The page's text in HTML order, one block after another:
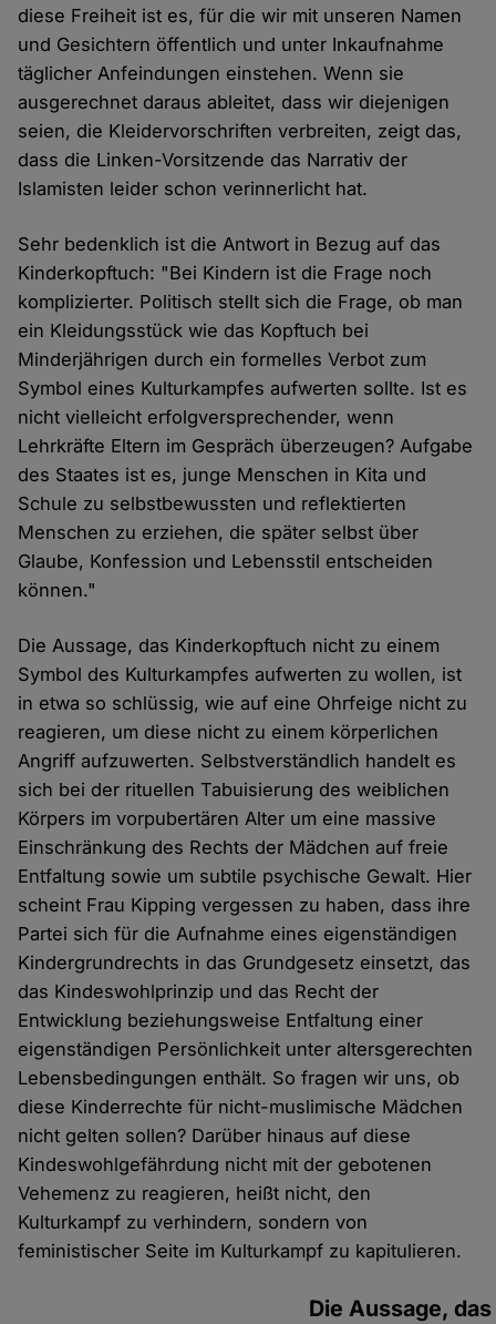
diese Freiheit ist es, für die wir mit unseren Namen
und Gesichtern öffentlich und unter Inkaufnahme
täglicher Anfeindungen einstehen. Wenn sie
ausgerechnet daraus ableitet, dass wir diejenigen
seien, die Kleidervorschriften verbreiten, zeigt das,
dass die Linken-Vorsitzende das Narrativ der
Islamisten leider schon verinnerlicht hat.
Sehr bedenklich ist die Antwort in Bezug auf das
Kinderkopftuch: "Bei Kindern ist die Frage noch
komplizierter. Politisch stellt sich die Frage, ob man
ein Kleidungsstück wie das Kopftuch bei
Minderjährigen durch ein formelles Verbot zum
Symbol eines Kulturkampfes aufwerten sollte. Ist es
nicht vielleicht erfolgversprechender, wenn
Lehrkräfte Eltern im Gespräch überzeugen? Aufgabe
des Staates ist es, junge Menschen in Kita und
Schule zu selbstbewussten und reflektierten
Menschen zu erziehen, die später selbst über
Glaube, Konfession und Lebensstil entscheiden
können."
Die Aussage, das Kinderkopftuch nicht zu einem
Symbol des Kulturkampfes aufwerten zu wollen, ist
in etwa so schlüssig, wie auf eine Ohrfeige nicht zu
reagieren, um diese nicht zu einem körperlichen
Angriff aufzuwerten. Selbstverständlich handelt es
sich bei der rituellen Tabuisierung des weiblichen
Körpers im vorpubertären Alter um eine massive
Einschränkung des Rechts der Mädchen auf freie
Entfaltung sowie um subtile psychische Gewalt. Hier
scheint Frau Kipping vergessen zu haben, dass ihre
Partei sich für die Aufnahme eines eigenständigen
Kindergrundrechts in das Grundgesetz einsetzt, das
das Kindeswohlprinzip und das Recht der
Entwicklung beziehungsweise Entfaltung einer
eigenständigen Persönlichkeit unter altersgerechten
Lebensbedingungen enthält. So fragen wir uns, ob
diese Kinderrechte für nicht-muslimische Mädchen
nicht gelten sollen? Darüber hinaus auf diese
Kindeswohlgefährdung nicht mit der gebotenen
Vehemenz zu reagieren, heißt nicht, den
Kulturkampf zu verhindern, sondern von
feministischer Seite im Kulturkampf zu kapitulieren.
Die Aussage, das